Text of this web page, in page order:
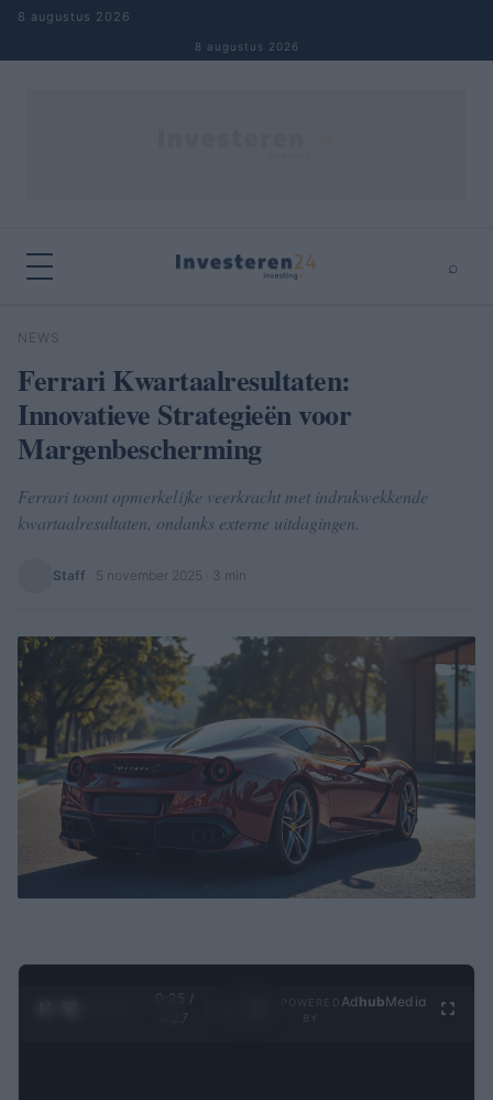
Naar inhoud springen
8 augustus 2026
8 augustus 2026
⌕
Zoeken
NEWS
Ferrari Kwartaalresultaten:
Innovatieve Strategieën voor
Margenbescherming
Ferrari toont opmerkelijke veerkracht met indrukwekkende
kwartaalresultaten, ondanks externe uitdagingen.
Staff 5 november 2025 · 3 min
0:26 /
4:27
Ad hubMedia